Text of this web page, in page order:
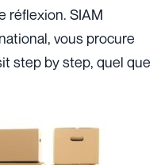
réflexion. SIAM
vous procure
step by step, quel que